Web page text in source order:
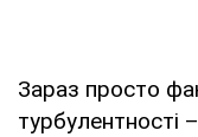
Зараз просто
турбулентності